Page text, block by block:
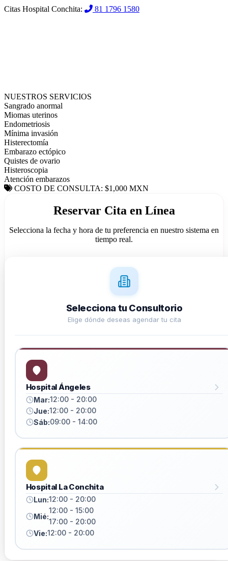
Citas Hospital Conchita: 81 1796 1580
NUESTROS SERVICIOS
Sangrado anormal
Miomas uterinos
Endometriosis
Mínima invasión
Histerectomía
Embarazo ectópico
Quistes de ovario
Histeroscopia
Atención embarazos
COSTO DE CONSULTA: $1,000 MXN
Reservar Cita en Línea
Selecciona la fecha y hora de tu preferencia en nuestro sistema en
tiempo real.
Selecciona tu Consultorio
Elige dónde deseas agendar tu cita
Hospital Ángeles
Mar:12:00 - 20:00
Jue:12:00 - 20:00
Sáb:09:00 - 14:00
Hospital La Conchita
Lun:12:00 - 20:00
Mié:
12:00 - 15:00
17:00 - 20:00
Vie:12:00 - 20:00